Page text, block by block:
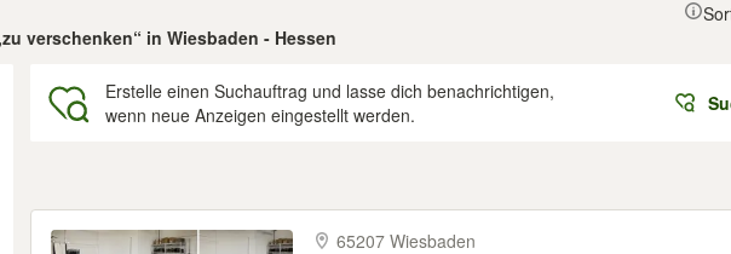
verschenken“ in Wiesbaden - Hessen
Erstelle einen Suchauftrag und lasse dich benachrichtigen,
wenn neue Anzeigen eingestellt werden.
65207 Wiesbaden